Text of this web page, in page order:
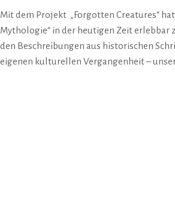
Mit dem Projekt „Forgotten Creatures“
Mythologie“ in der heutigen Zeit erlebbar
den Beschreibungen aus historischen
eigenen kulturellen Vergangenheit –